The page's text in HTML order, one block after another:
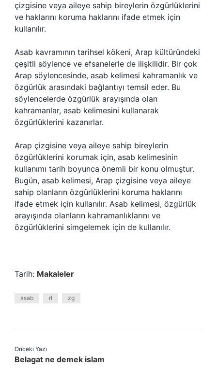
çizgisine veya aileye sahip bireylerin özgürlüklerini
ve haklarını koruma haklarını ifade etmek için
kullanılır.
Asab kavramının tarihsel kökeni, Arap kültüründeki
çeşitli söylence ve efsanelerle de ilişkilidir. Bir çok
Arap söylencesinde, asab kelimesi kahramanlık ve
özgürlük arasındaki bağlantıyı temsil eder. Bu
söylencelerde özgürlük arayışında olan
kahramanlar, asab kelimesini kullanarak
özgürlüklerini kazanırlar.
Arap çizgisine veya aileye sahip bireylerin
özgürlüklerini korumak için, asab kelimesinin
kullanımı tarih boyunca önemli bir konu olmuştur.
Bugün, asab kelimesi, Arap çizgisine veya aileye
sahip olanların özgürlüklerini koruma haklarını
ifade etmek için kullanılır. Asab kelimesi, özgürlük
arayışında olanların kahramanlıklarını ve
özgürlüklerini simgelemek için de kullanılır.
Tarih: Makaleler
asab rl zg
Önceki Yazı
Belagat ne demek islam